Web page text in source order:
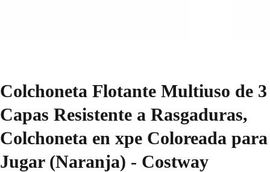
Colchoneta Flotante Multiuso de 3
Capas Resistente a Rasgaduras,
Colchoneta en xpe Coloreada para
Jugar (Naranja) - Costway